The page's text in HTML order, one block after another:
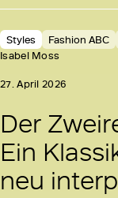
Styles Fashion ABC
Isabel Moss
27. April 2026
Der
Ein
neu